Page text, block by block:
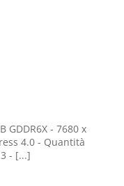
GDDR6X - 7680 x
4.0 - Quantità
- [...]